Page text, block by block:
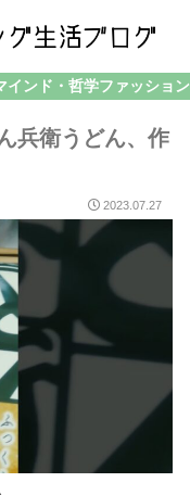
インド・哲学ファッション
兵衛うどん、作
2023.07.27